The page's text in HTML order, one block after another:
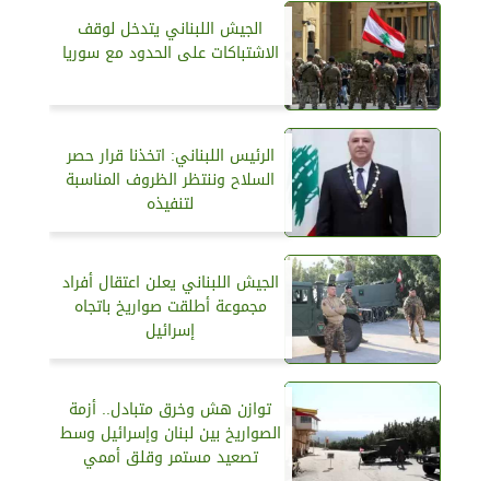
الجيش اللبناني يتدخل لوقف
الاشتباكات على الحدود مع سوريا
الرئيس اللبناني: اتخذنا قرار حصر
السلاح وننتظر الظروف المناسبة
لتنفيذه
الجيش اللبناني يعلن اعتقال أفراد
مجموعة أطلقت صواريخ باتجاه
إسرائيل
توازن هش وخرق متبادل.. أزمة
الصواريخ بين لبنان وإسرائيل وسط
تصعيد مستمر وقلق أممي